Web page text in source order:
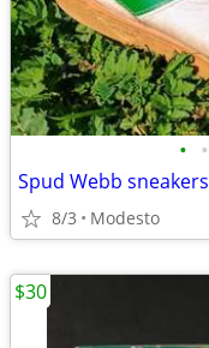
• •
Spud Webb sneakers
8/3 Modesto
$30